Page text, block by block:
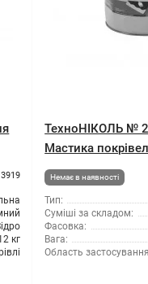
кг
ТехноНІКОЛЬ №
Мастика
Немає в наявності
Тип:
Суміші за складом:
Фасовка:
Вага:
Область